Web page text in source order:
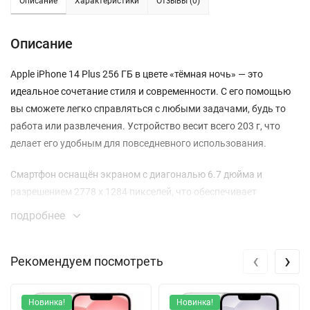
Описание
Apple iPhone 14 Plus 256 ГБ в цвете «тёмная ночь» — это
идеальное сочетание стиля и современности. С его помощью
вы сможете легко справляться с любыми задачами, будь то
работа или развлечения. Устройство весит всего 203 г, что
делает его удобным для повседневного использования.
Смартфон оснащён экраном с диагональю 6.7 дюйма и
разрешением 2778 x 1284 пикселей, что обеспечивает
невероятную четкость изображений. Дисплей OLED с
тенями. Технология True Tone адаптирует цветовую
просмотр комфортным в любых условиях.
подробнее
Рекомендуем посмотреть
Новинка! Новинка!
‹ ›